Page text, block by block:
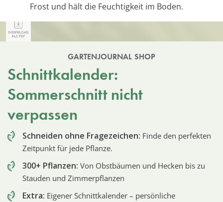
Frost und hält die Feuchtigkeit im Boden.
GARTENJOURNAL SHOP
Schnittkalender:
Sommerschnitt nicht
verpassen
Schneiden ohne Fragezeichen: Finde den perfekten
Zeitpunkt für jede Pflanze.
300+ Pflanzen: Von Obstbäumen und Hecken bis zu
Stauden und Zimmerpflanzen
Extra: Eigener Schnittkalender – persönliche